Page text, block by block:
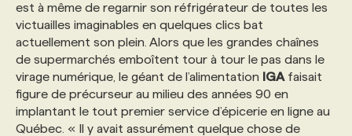
est à même de regarnir son réfrigérateur de toutes les
victuailles imaginables en quelques clics bat
actuellement son plein. Alors que les grandes chaînes
de supermarchés emboîtent tour à tour le pas dans le
virage numérique, le géant de l’alimentation IGA faisait
figure de précurseur au milieu des années 90 en
implantant le tout premier service d’épicerie en ligne au
Québec. « Il y avait assurément quelque chose de